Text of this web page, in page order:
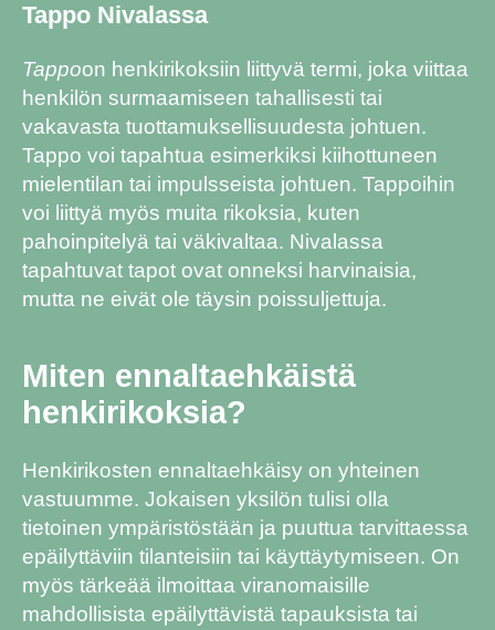
Tappo Nivalassa
Tappoon henkirikoksiin liittyvä termi, joka viittaa
henkilön surmaamiseen tahallisesti tai
vakavasta tuottamuksellisuudesta johtuen.
Tappo voi tapahtua esimerkiksi kiihottuneen
mielentilan tai impulsseista johtuen. Tappoihin
voi liittyä myös muita rikoksia, kuten
pahoinpitelyä tai väkivaltaa. Nivalassa
tapahtuvat tapot ovat onneksi harvinaisia,
mutta ne eivät ole täysin poissuljettuja.
Miten ennaltaehkäistä
henkirikoksia?
Henkirikosten ennaltaehkäisy on yhteinen
vastuumme. Jokaisen yksilön tulisi olla
tietoinen ympäristöstään ja puuttua tarvittaessa
epäilyttäviin tilanteisiin tai käyttäytymiseen. On
myös tärkeää ilmoittaa viranomaisille
mahdollisista epäilyttävistä tapauksista tai